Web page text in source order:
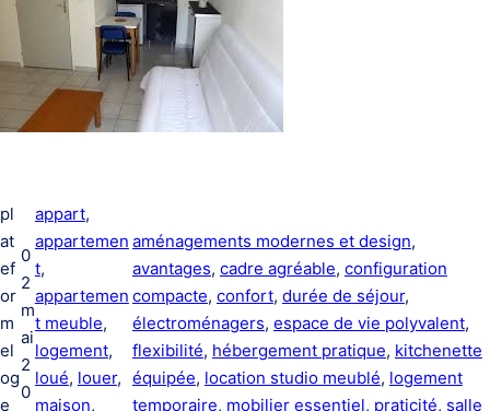
pl
at
ef
or
m
el
og
e
0
2
m
ai
2
0
appart
appartemen
t
appartemen
t meuble
logement
loué, louer
maison
aménagements modernes et design
avantages, cadre agréable, configuration
compacte, confort, durée de séjour
électroménagers, espace de vie polyvalent
flexibilité, hébergement pratique, kitchenette
équipée, location studio meublé, logement
temporaire, mobilier essentiel, praticité, salle